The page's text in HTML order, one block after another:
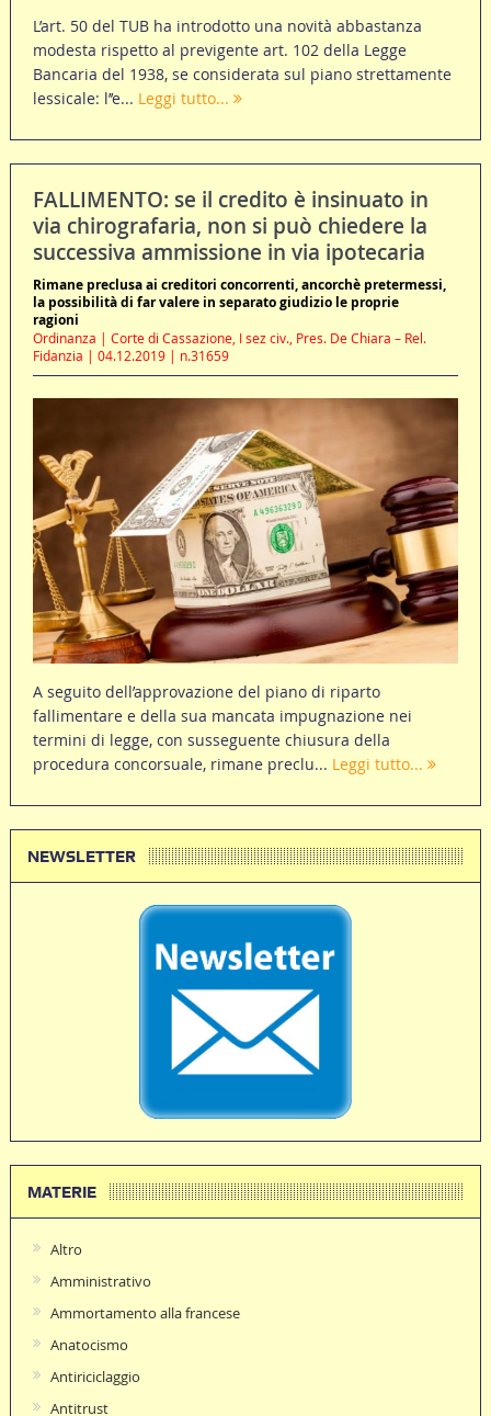
L’art. 50 del TUB ha introdotto una novità abbastanza
modesta rispetto al previgente art. 102 della Legge
Bancaria del 1938, se considerata sul piano strettamente
lessicale: l’’e... Leggi tutto...
FALLIMENTO: se il credito è insinuato in
via chirografaria, non si può chiedere la
successiva ammissione in via ipotecaria
Rimane preclusa ai creditori concorrenti, ancorchè pretermessi,
la possibilità di far valere in separato giudizio le proprie
ragioni
Ordinanza | Corte di Cassazione, I sez civ., Pres. De Chiara – Rel.
Fidanzia | 04.12.2019 | n.31659
A seguito dell’approvazione del piano di riparto
fallimentare e della sua mancata impugnazione nei
termini di legge, con susseguente chiusura della
procedura concorsuale, rimane preclu... Leggi tutto...
NEWSLETTER
MATERIE
Altro
Amministrativo
Ammortamento alla francese
Anatocismo
Antiriciclaggio
Antitrust